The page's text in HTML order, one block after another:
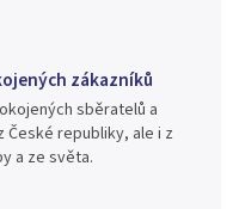
zákazníků
sběratelů a
České republiky, ale i z
a ze světa.